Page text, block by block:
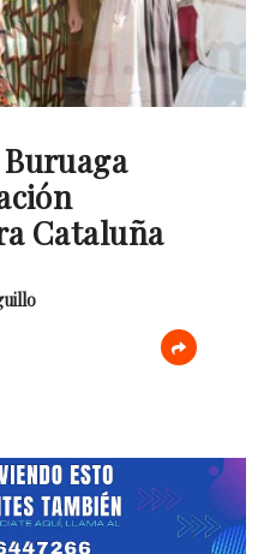
Cataluña